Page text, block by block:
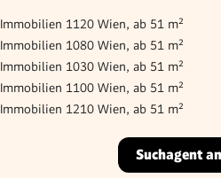
Immobilien 1120 Wien, ab 51 m²
Immobilien 1080 Wien, ab 51 m²
Immobilien 1030 Wien, ab 51 m²
Immobilien 1100 Wien, ab 51 m²
Immobilien 1210 Wien, ab 51 m²
Suchagent